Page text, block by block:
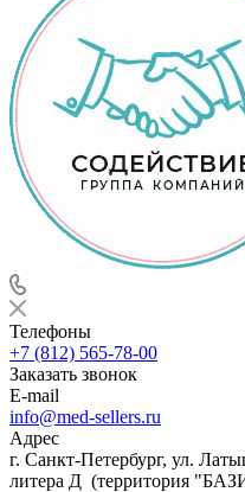
Телефоны
+7 (812) 565-78-00
Заказать звонок
E-mail
info@med-sellers.ru
Адрес
г. Санкт-Петербург, ул.
литера Д (территория